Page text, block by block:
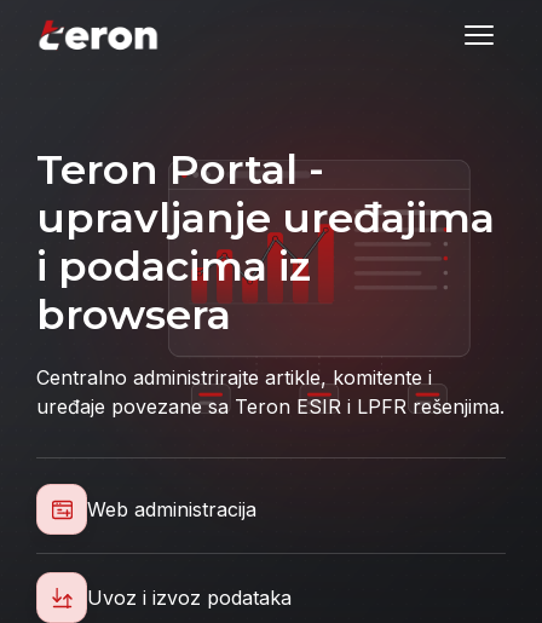
Teron Portal -
upravljanje uređajima
i podacima iz
browsera
Centralno administrirajte artikle, komitente i
uređaje povezane sa Teron ESIR i LPFR rešenjima.
Web administracija
Uvoz i izvoz podataka